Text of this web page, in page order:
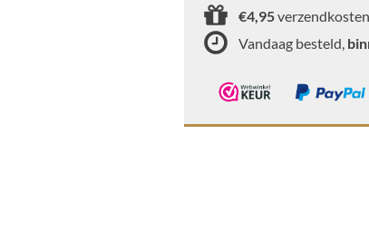
€4,95
Vandaag besteld,